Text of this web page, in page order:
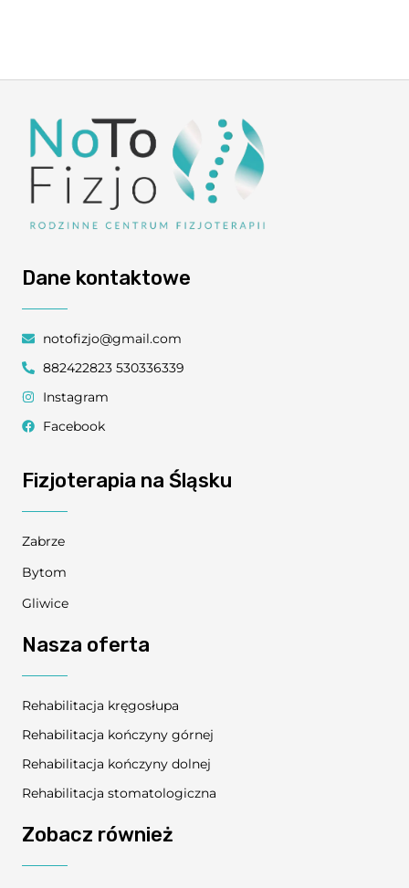
Dane kontaktowe
notofizjo@gmail.com
882422823 530336339
Instagram
Facebook
Fizjoterapia na Śląsku
Zabrze
Bytom
Gliwice
Nasza oferta
Rehabilitacja kręgosłupa
Rehabilitacja kończyny górnej
Rehabilitacja kończyny dolnej
Rehabilitacja stomatologiczna
Zobacz również